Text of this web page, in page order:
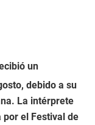
un
debido a su
La intérprete
el Festival de